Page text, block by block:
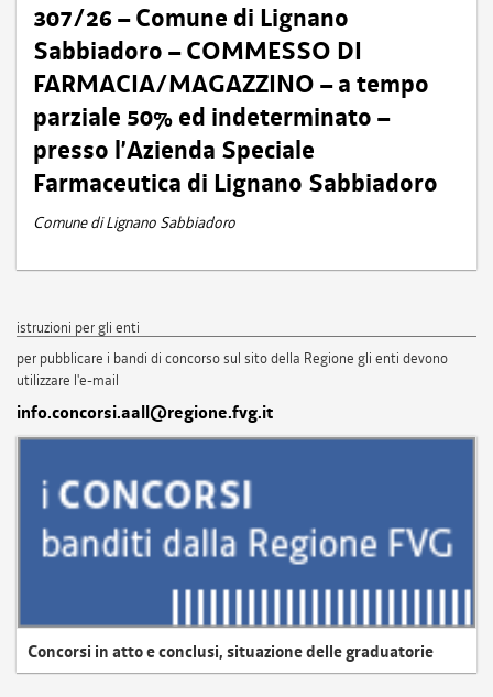
307/26 – Comune di Lignano
Sabbiadoro – COMMESSO DI
FARMACIA/MAGAZZINO – a tempo
parziale 50% ed indeterminato –
presso l’Azienda Speciale
Farmaceutica di Lignano Sabbiadoro
Comune di Lignano Sabbiadoro
istruzioni per gli enti
per pubblicare i bandi di concorso sul sito della Regione gli enti devono
utilizzare l'e-mail
info.concorsi.aall@regione.fvg.it
Concorsi in atto e conclusi, situazione delle graduatorie